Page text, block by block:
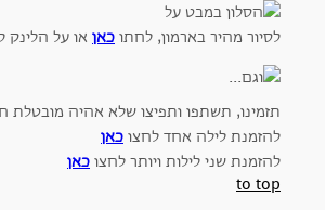
לסיור מהיר בארמון, לחתו כאן או על הלינק
תזמינו, תשתפו ותפיצו שלא אהיה מובטלת
להזמנת לילה אחד לחצו כאן
להזמנת שני לילות ויותר לחצו כאן
to top